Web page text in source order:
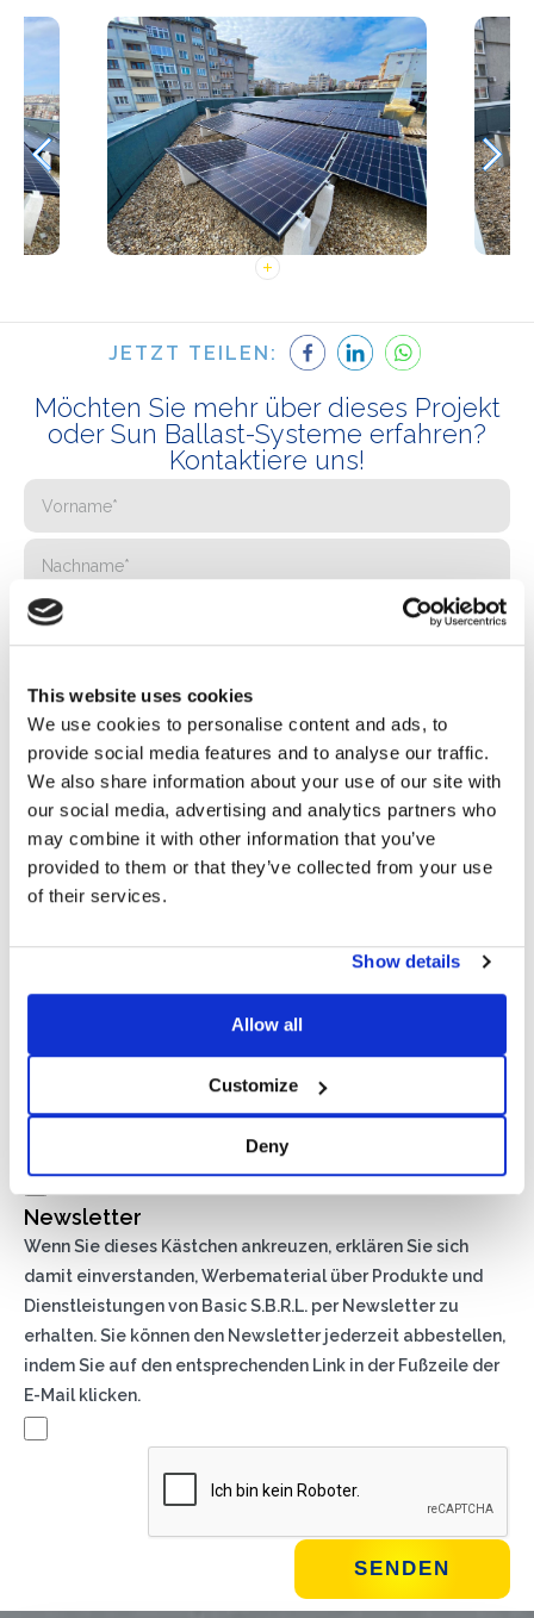
This website uses cookies
We use cookies to personalise content and ads, to
provide social media features and to analyse our traffic.
We also share information about your use of our site with
our social media, advertising and analytics partners who
may combine it with other information that you’ve
provided to them or that they’ve collected from your use
of their services.
Show details
Allow all
Customize
Deny
JETZT TEILEN:
Möchten Sie mehr über dieses Projekt
oder Sun Ballast-Systeme erfahren?
Kontaktiere uns!
Ich genehmige die Verarbeitung meiner Daten gemäß den
Bestimmungen der Datenschutzrichtlinie
Newsletter
Wenn Sie dieses Kästchen ankreuzen, erklären Sie sich
damit einverstanden, Werbematerial über Produkte und
Dienstleistungen von Basic S.B.R.L. per Newsletter zu
erhalten. Sie können den Newsletter jederzeit abbestellen,
indem Sie auf den entsprechenden Link in der Fußzeile der
E-Mail klicken.
WIE GEHT'S?*
EPC